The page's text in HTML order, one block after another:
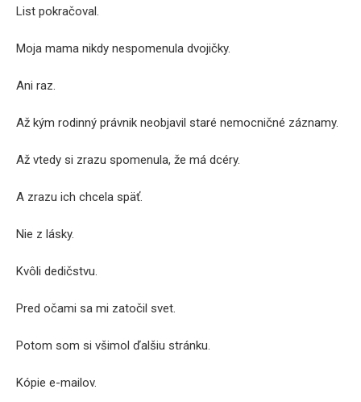
List pokračoval.
Moja mama nikdy nespomenula dvojičky.
Ani raz.
Až kým rodinný právnik neobjavil staré nemocničné záznamy.
Až vtedy si zrazu spomenula, že má dcéry.
A zrazu ich chcela späť.
Nie z lásky.
Kvôli dedičstvu.
Pred očami sa mi zatočil svet.
Potom som si všimol ďalšiu stránku.
Kópie e-mailov.